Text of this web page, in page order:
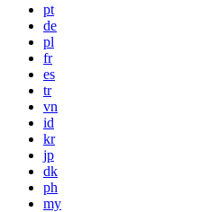
pt
de
pl
fr
es
tr
vn
id
kr
jp
dk
ph
my